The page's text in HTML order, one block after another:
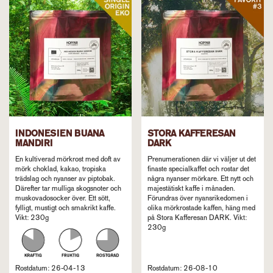
INDONESIEN BUANA
MANDIRI
En kultiverad mörkrost med doft av
mörk choklad, kakao, tropiska
trädslag och nyanser av piptobak.
Därefter tar mulliga skogsnoter och
muskovadosocker över. Ett sött,
fylligt, mustigt och smakrikt kaffe.
Vikt: 230g
Rostdatum: 26-04-13
STORA KAFFERESAN
DARK
Prenumerationen där vi väljer ut det
finaste specialkaffet och rostar det
några nyanser mörkare. Ett nytt och
majestätiskt kaffe i månaden.
Förundras över nyansrikedomen i
olika mörkrostade kaffen, häng med
på Stora Kafferesan DARK. Vikt:
230g
Rostdatum: 26-08-10